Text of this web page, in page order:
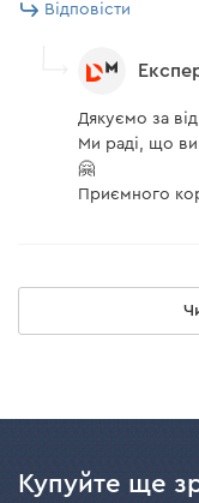
Відповісти
Дякуємо за
Ми раді, що
🤗
Приємного
Купуйте ще